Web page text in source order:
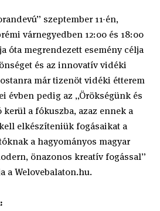
szeptember 11-én,
várnegyedben 12:00 és 18:00
óta megrendezett esemény célja
és az innovatív vidéki
már tizenöt vidéki étterem
évben pedig az „Örökségünk és
a fókuszba, azaz ennek a
elkészíteniük fogásaikat a
a hagyományos magyar
önazonos kreatív fogással”
a Welovebalaton.hu.